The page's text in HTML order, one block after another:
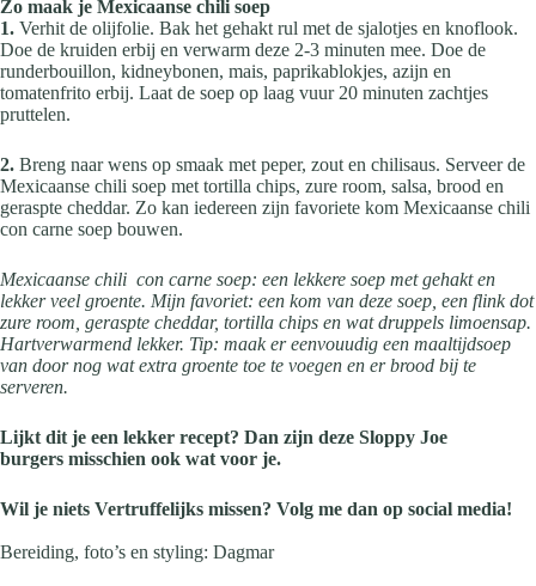
Zo maak je Mexicaanse chili soep
1. Verhit de olijfolie. Bak het gehakt rul met de sjalotjes en knoflook.
Doe de kruiden erbij en verwarm deze 2-3 minuten mee. Doe de
runderbouillon, kidneybonen, mais, paprikablokjes, azijn en
tomatenfrito erbij. Laat de soep op laag vuur 20 minuten zachtjes
pruttelen.
2. Breng naar wens op smaak met peper, zout en chilisaus. Serveer de
Mexicaanse chili soep met tortilla chips, zure room, salsa, brood en
geraspte cheddar. Zo kan iedereen zijn favoriete kom Mexicaanse chili
con carne soep bouwen.
Mexicaanse chili con carne soep: een lekkere soep met gehakt en
lekker veel groente. Mijn favoriet: een kom van deze soep, een flink dot
zure room, geraspte cheddar, tortilla chips en wat druppels limoensap.
Hartverwarmend lekker. Tip: maak er eenvouudig een maaltijdsoep
van door nog wat extra groente toe te voegen en er brood bij te
serveren.
Lijkt dit je een lekker recept? Dan zijn deze Sloppy Joe
burgers misschien ook wat voor je.
Wil je niets Vertruffelijks missen? Volg me dan op social media!
Bereiding, foto’s en styling: Dagmar